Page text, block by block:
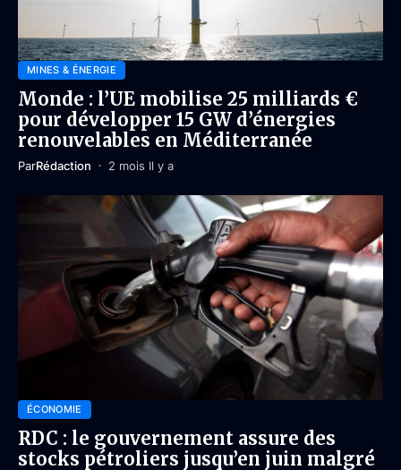
MINES & ÉNERGIE
Monde : l’UE mobilise 25 milliards €
pour développer 15 GW d’énergies
renouvelables en Méditerranée
ParRédaction 2 mois Il y a
ÉCONOMIE
RDC : le gouvernement assure des
stocks pétroliers jusqu’en juin malgré